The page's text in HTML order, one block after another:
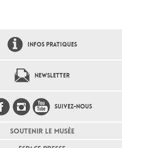
INFOS PRATIQUES
NEWSLETTER
SUIVEZ-NOUS
SOUTENIR LE MUSÉE